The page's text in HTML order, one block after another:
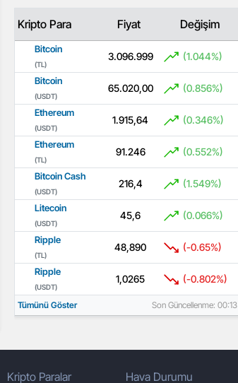
Kripto Para Fiyat Değişim
Bitcoin
(TL)
3.096.999 (1.044%)
Bitcoin
(USDT)
65.020,00 (0.856%)
Ethereum
(USDT)
1.915,64 (0.346%)
Ethereum
(TL)
91.246 (0.552%)
Bitcoin Cash
(USDT)
216,4 (1.549%)
Litecoin
(USDT)
45,6 (0.066%)
Ripple
(TL)
48,890 (-0.65%)
Ripple
(USDT)
1,0265 (-0.802%)
Tümünü Göster Son Güncellenme: 00:13
Kripto Paralar Hava Durumu